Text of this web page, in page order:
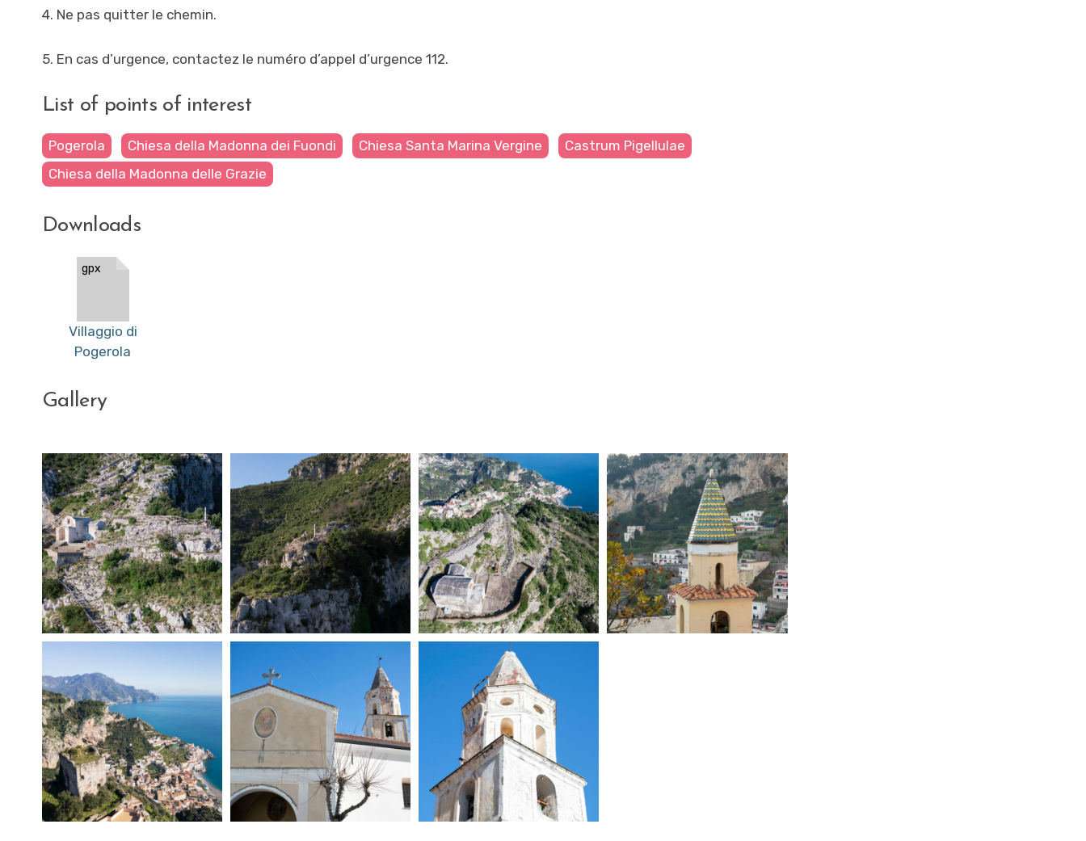
4. Ne pas quitter le chemin.
5. En cas d’urgence, contactez le numéro d’appel d’urgence 112.
List of points of interest
Pogerola Chiesa della Madonna dei Fuondi Chiesa Santa Marina Vergine
Castrum Pigellulae
Chiesa della Madonna delle Grazie
Downloads
gpx
Villaggio di
Pogerola
Gallery